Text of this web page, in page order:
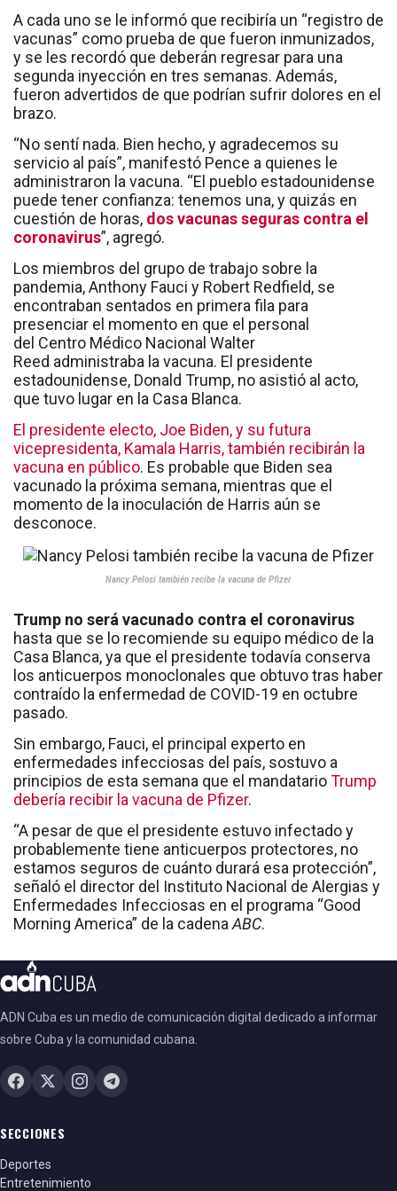
A cada uno se le informó que recibiría un “registro de
vacunas” como prueba de que fueron inmunizados,
y se les recordó que deberán regresar para una
segunda inyección en tres semanas. Además,
fueron advertidos de que podrían sufrir dolores en el
brazo.
“No sentí nada. Bien hecho, y agradecemos su
servicio al país”, manifestó Pence a quienes le
administraron la vacuna. “El pueblo estadounidense
puede tener confianza: tenemos una, y quizás en
cuestión de horas, dos vacunas seguras contra el
coronavirus”, agregó.
Los miembros del grupo de trabajo sobre la
pandemia, Anthony Fauci y Robert Redfield, se
encontraban sentados en primera fila para
presenciar el momento en que el personal
del Centro Médico Nacional Walter
Reed administraba la vacuna. El presidente
estadounidense, Donald Trump, no asistió al acto,
que tuvo lugar en la Casa Blanca.
El presidente electo, Joe Biden, y su futura
vicepresidenta, Kamala Harris, también recibirán la
vacuna en público. Es probable que Biden sea
vacunado la próxima semana, mientras que el
momento de la inoculación de Harris aún se
desconoce.
Nancy Pelosi también recibe la vacuna de Pfizer
Trump no será vacunado contra el coronavirus
hasta que se lo recomiende su equipo médico de la
Casa Blanca, ya que el presidente todavía conserva
los anticuerpos monoclonales que obtuvo tras haber
contraído la enfermedad de COVID-19 en octubre
pasado.
Sin embargo, Fauci, el principal experto en
enfermedades infecciosas del país, sostuvo a
principios de esta semana que el mandatarioTrump
debería recibir la vacuna de Pfizer.
“A pesar de que el presidente estuvo infectado y
probablemente tiene anticuerpos protectores, no
estamos seguros de cuánto durará esa protección”,
señaló el director del Instituto Nacional de Alergias y
Enfermedades Infecciosas en el programa “Good
Morning America” de la cadena ABC.
ADN Cuba es un medio de comunicación digital dedicado a informar
sobre Cuba y la comunidad cubana.
SECCIONES
Deportes
Entretenimiento